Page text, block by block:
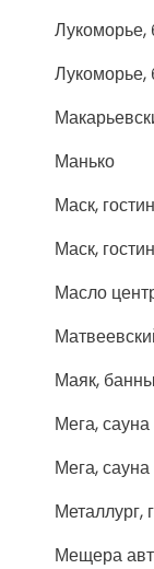
Лукоморье,
Лукоморье,
Манько
Маск,
Маск,
Масло
Маяк,
Мега, сауна
Мега, сауна
Металлург,
Мещера